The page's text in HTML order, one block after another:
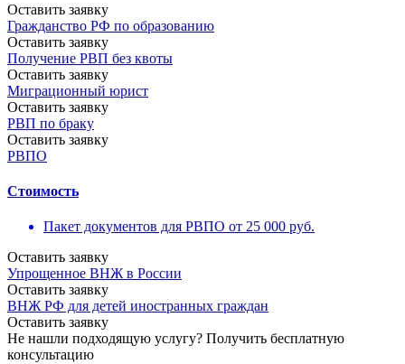
Оставить заявку
Гражданство РФ по образованию
Оставить заявку
Получение РВП без квоты
Оставить заявку
Миграционный юрист
Оставить заявку
РВП по браку
Оставить заявку
РВПО
Стоимость
Пакет документов для РВПО от 25 000 руб.
Оставить заявку
Упрощенное ВНЖ в России
Оставить заявку
ВНЖ РФ для детей иностранных граждан
Оставить заявку
Не нашли подходящую услугу? Получить бесплатную
консультацию